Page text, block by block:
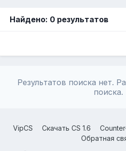
Найдено: 0 результатов
Результатов поиска нет.
поиска.
VipCS Скачать CS 1.6
Обратная